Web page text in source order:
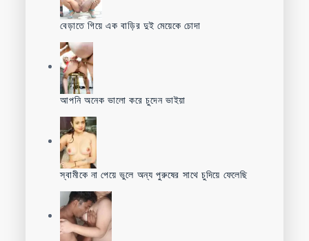
বেড়াতে গিয়ে এক বাড়ির দুই মেয়েকে চোদা
আপনি অনেক ভালো করে চুদেন ভাইয়া
স্বামীকে না পেয়ে ভুলে অন্য পুরুষের সাথে চুদিয়ে ফেলেছি